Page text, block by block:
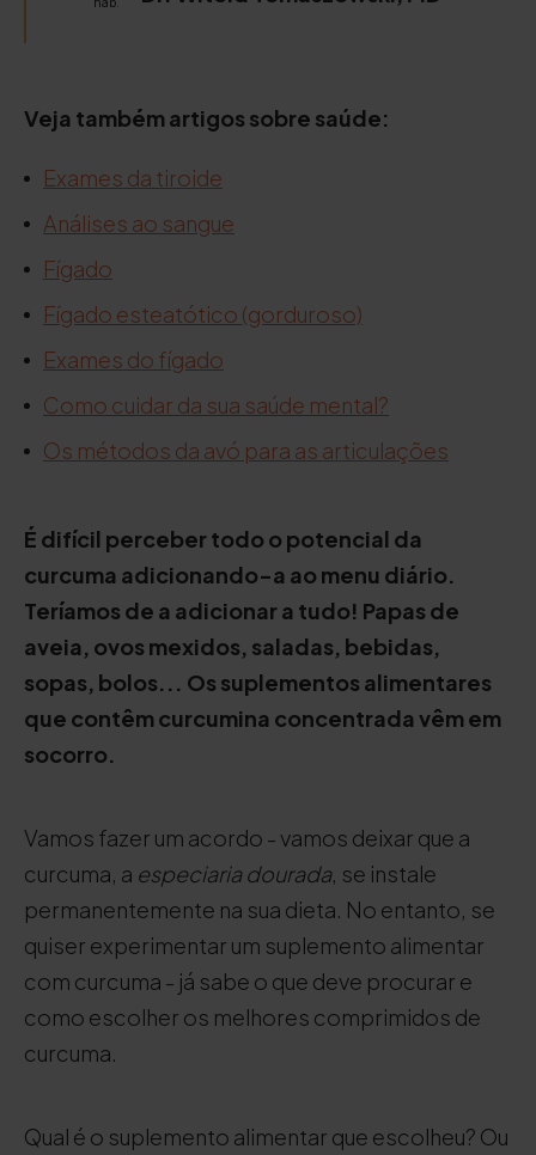
Veja também artigos sobre saúde:
Exames da tiroide
Análises ao sangue
Fígado
Fígado esteatótico (gorduroso)
Exames do fígado
Como cuidar da sua saúde mental?
Os métodos da avó para as articulações
É difícil perceber todo o potencial da
curcuma adicionando-a ao menu diário.
Teríamos de a adicionar a tudo! Papas de
aveia, ovos mexidos, saladas, bebidas,
sopas, bolos... Os suplementos alimentares
que contêm curcumina concentrada vêm em
socorro.
Vamos fazer um acordo - vamos deixar que a
curcuma, a especiaria dourada, se instale
permanentemente na sua dieta. No entanto, se
quiser experimentar um suplemento alimentar
com curcuma - já sabe o que deve procurar e
como escolher os melhores comprimidos de
curcuma.
Qual é o suplemento alimentar que escolheu? Ou